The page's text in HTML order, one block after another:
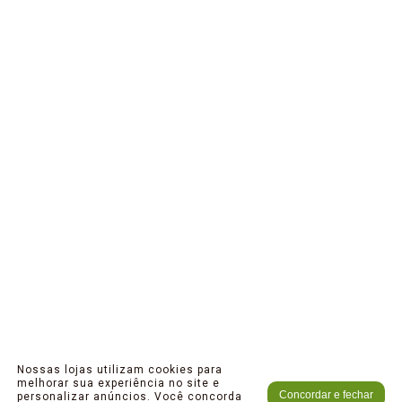
Nossas lojas utilizam cookies para
melhorar sua experiência no site e
personalizar anúncios. Você concorda
Concordar e fechar